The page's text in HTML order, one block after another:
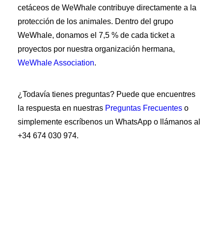
cetáceos de WeWhale contribuye directamente a la
protección de los animales. Dentro del grupo
WeWhale, donamos el 7,5 % de cada ticket a
proyectos por nuestra organización hermana,
WeWhale Association.
¿Todavía tienes preguntas? Puede que encuentres
la respuesta en nuestras Preguntas Frecuentes o
simplemente escríbenos un WhatsApp o llámanos al
+34 674 030 974.